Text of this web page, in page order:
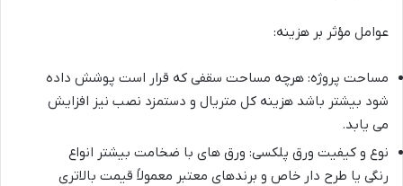
عوامل مؤثر بر هزینه:
مساحت پروژه: هرچه مساحت سقفی که قرار است پوشش داده
شود بیشتر باشد هزینه کل متریال و دستمزد نصب نیز افزایش
می یابد.
نوع و کیفیت ورق پلکسی: ورق های با ضخامت بیشتر انواع
رنگی یا طرح دار خاص و برندهای معتبر معمولاً قیمت بالاتری